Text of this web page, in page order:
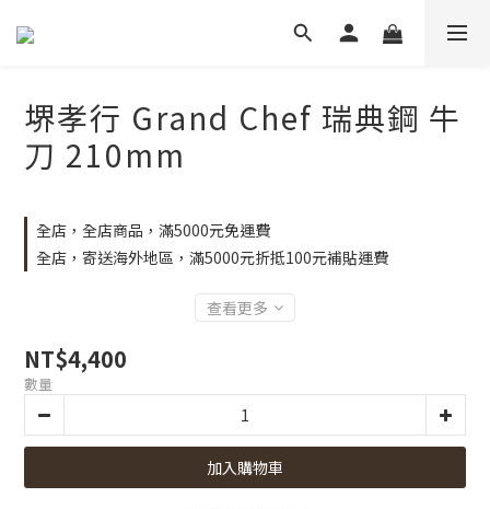
堺孝行 Grand Chef 瑞典鋼 牛
刀 210mm
全店，全店商品，滿5000元免運費
全店，寄送海外地區，滿5000元折抵100元補貼運費
查看更多
NT$4,400
數量
加入購物車